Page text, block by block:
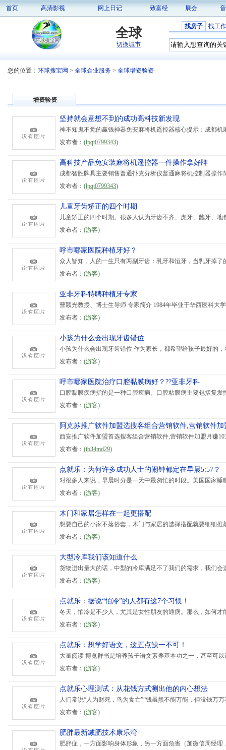
首页 高清影视 网上日记 致富经 展会
全球
切换城市
找房子 找工作
您的位置： 环球搜宝网 > 全球企业服务 > 全球增资验资
增资验资
坚持就会意想不到的成功高科技新发现
神不知鬼不觉的赢钱神器免安麻将机遥控器核心提示：成都
发布者： (lpqt0799343)
高科技产品免安装麻将机遥控器一件操作拿好牌
成都智胜牌具主要销售普通扑克分析仪普通麻将机控制器操作
发布者： (lpqt0799343)
儿童牙齿矫正的四个时期
儿童矫正的四个时期。很多人认为牙齿不齐、虎牙、龅牙、
发布者： (游客)
呼市哪家医院种植牙好？
众人皆知，人的一生只有两副牙齿：乳牙和恒牙，当乳牙掉
发布者： (游客)
亚非牙科特聘种植牙专家
曹颖光教授、博士生导师 专家简介 1984年毕业于华西医科大
发布者： (游客)
小孩为什么会出现牙齿错位
小孩为什么会出现牙齿错位 作为家长，都希望给孩子最好的
发布者： (游客)
呼市哪家医院治疗口腔黏膜病好？??亚非牙科
口腔黏膜疾病指的是一种口腔疾病。口腔粘膜病主要包括复
发布者： (游客)
阿克苏推广软件加盟选搜客组合营销软件,营销软件加
西安推广软件加盟首选搜客组合营销软件,营销软件加盟月赚
发布者： (ib34md29)
点就乐：为何许多成功人士的闹钟都定在早晨5:57？
对很多人来说，早晨时分是一天中最匆忙的时段。美国国家
发布者： (游客)
木门和家居怎样在一起更搭配
想要自己的小家不落俗套，木门与家居的选择搭配就要细细
发布者： (游客)
大型冷库我们该知道什么
货物进出量大的话，中型的冷库满足不了我们的需求，我们
发布者： (游客)
点就乐：据说“怕冷”的人都有这7个习惯！
冬天，怕冷是不少人，尤其是女性朋友的通病。那么，如何
发布者： (游客)
点就乐：想学好语文，这五点缺一不可！
大量阅读 博览群书是培养孩子语文素养基本功之一，甚至可
发布者： (游客)
点就乐心理测试：从花钱方式测出他的内心想法
人们常说“人为财死，鸟为食亡”“钱虽然不能万能，但没钱万
发布者： (游客)
肥胖最新减肥技术康乐湾
肥胖症，一方面影响身体形象，另一方面危害（加微信周经理